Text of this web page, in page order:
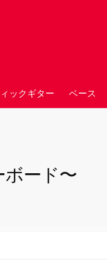
ックギター ベース
ボード〜